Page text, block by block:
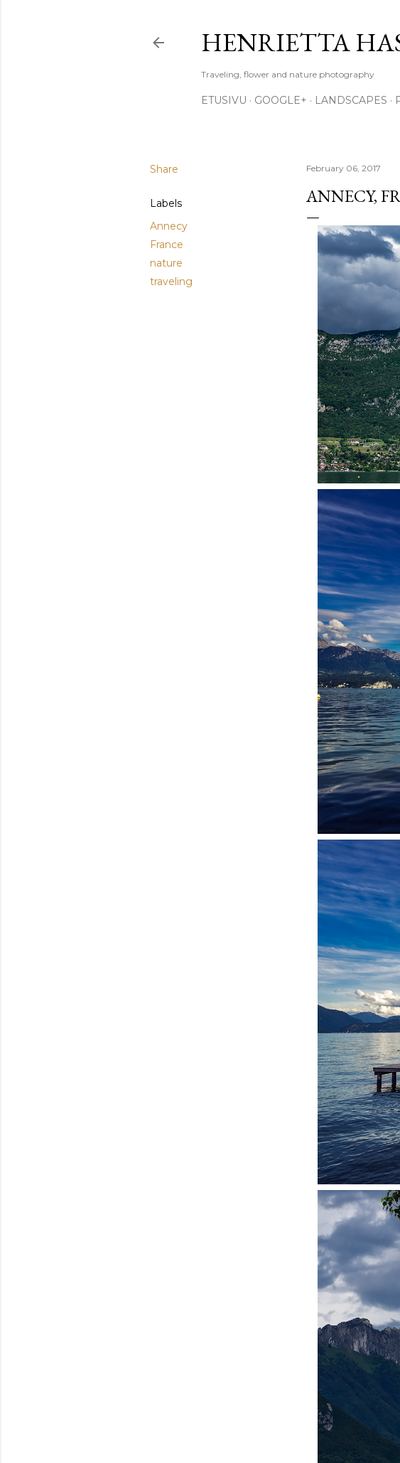
HENRIETTA
Traveling, flower and nature photography
ETUSIVU GOOGLE+ LANDSCAPES
Share
Labels
Annecy
France
nature
traveling
February 06, 2017
ANNECY,